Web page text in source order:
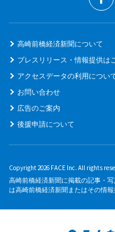
高崎前橋経済新聞について
プレスリリース・情報提供は
アクセスデータの利用につい
お問い合わせ
広告のご案内
後援申請について
Copyright 2026 FACE Inc. All rights
高崎前橋経済新聞に掲載の記事・
は高崎前橋経済新聞またはその情報